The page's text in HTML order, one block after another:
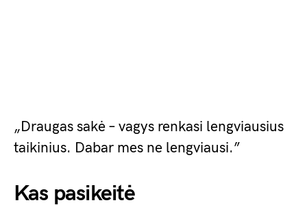
„Draugas sakė – vagys renkasi lengviausius
taikinius. Dabar mes ne lengviausi.”
Kas pasikeitė